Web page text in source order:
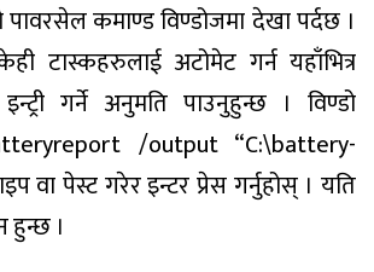
कमाण्ड विण्डोजमा देखा पर्दछ ।
टास्कहरुलाई अटोमेट गर्न यहाँभित्र
गर्ने अनुमति पाउनुहुन्छ । विण्डो
/output “C:\battery-
वा पेस्ट गरेर इन्टर प्रेस गर्नुहोस् । यति
हुन्छ ।